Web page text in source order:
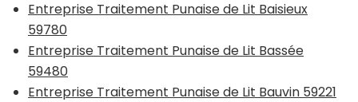
Entreprise Traitement Punaise de Lit Baisieux
59780
Entreprise Traitement Punaise de Lit Bassée
59480
Entreprise Traitement Punaise de Lit Bauvin 59221